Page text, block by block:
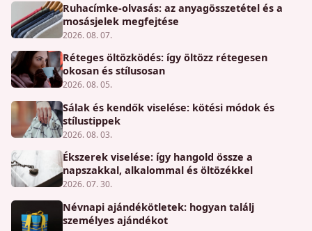
Ruhacímke-olvasás: az anyagösszetétel és a
mosásjelek megfejtése
2026. 08. 07.
Réteges öltözködés: így öltözz rétegesen
okosan és stílusosan
2026. 08. 05.
Sálak és kendők viselése: kötési módok és
stílustippek
2026. 08. 03.
Ékszerek viselése: így hangold össze a
napszakkal, alkalommal és öltözékkel
2026. 07. 30.
Névnapi ajándékötletek: hogyan találj
személyes ajándékot